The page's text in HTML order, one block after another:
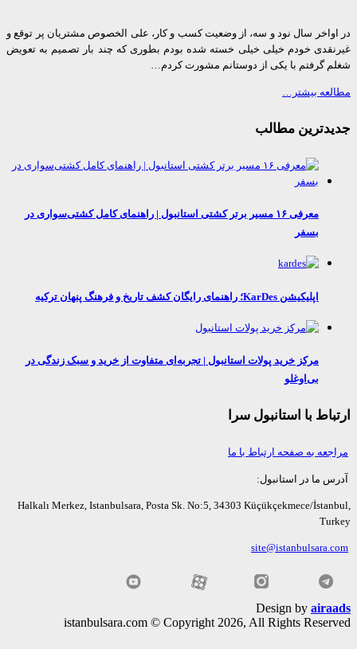
سال نود و سه، از وضعیت کسب و کار، علی الخصوص مشتریان پر توقع و
خودم خیلی خیلی خسته شده بودم بطوری که چند بار تصمیم به تعویض
گرفتم با یکی از دوستانم مشورت کردم…
بیشتر…
مطالب
معرفی ۱۶ مسیر برتر کشتی استانبول | راهنمای کامل کشتی‌سواری در
اپلیکیشن KarDes؛ راهنمای رایگان کشف تاریخ و فرهنگ پنهان ترکیه
مرکز خرید پولات استانبول | تجربه‌ای متفاوت از خرید و سبک زندگی در
بی‌اوغلو
با استانبول سرا
به صفحه ارتباط با ما
ما در استانبول:
Halkalı Merkez, Istanbulsara, Posta Sk. No:5, 34303 Küçükçekmece/
Design by
istanbulsara.com © Copyright 2026, All Rights